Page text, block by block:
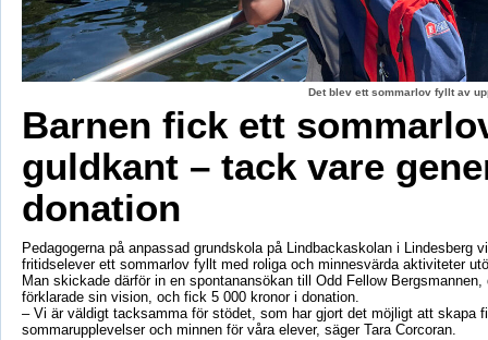
Det blev ett sommarlov fyllt av
Barnen fick ett
guldkant – tack vare
donation
Pedagogerna på anpassad grundskola på Lindbackaskolan i Lindesberg
fritidselever ett sommarlov fyllt med roliga och minnesvärda aktiviteter
Man skickade därför in en spontanansökan till Odd Fellow Bergsmannen,
förklarade sin vision, och fick 5 000 kronor i donation.
– Vi är väldigt tacksamma för stödet, som har gjort det möjligt att skapa
sommarupplevelser och minnen för våra elever, säger Tara Corcoran.